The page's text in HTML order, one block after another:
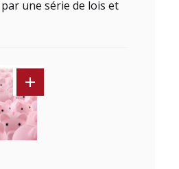
une série de lois et